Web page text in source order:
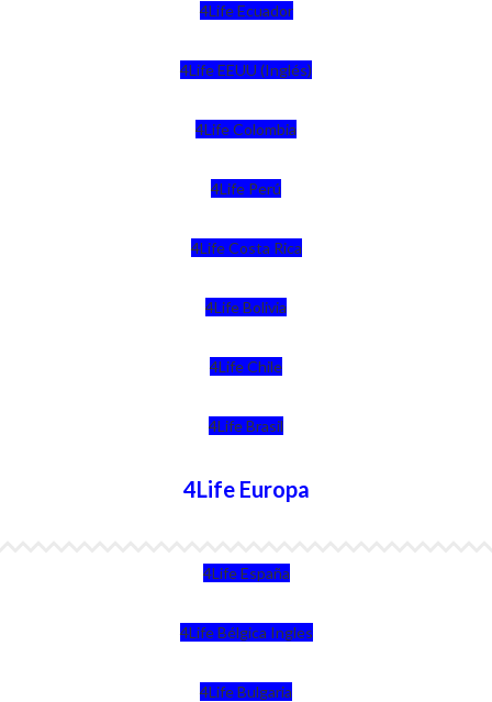
4Life Ecuador
4Life EEUU (Inglés)
4Life Colombia
4Life Perú
4Life Costa Rica
4Life Bolivia
4Life Chile
4Life Brasil
4Life Europa
4Life España
4Life Bélgica Ingles
4Life Bulgaria